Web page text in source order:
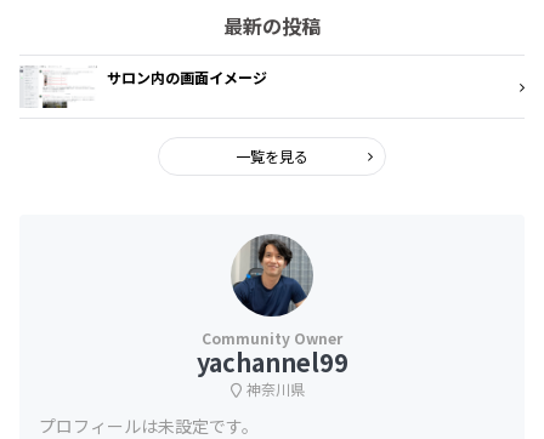
最新の投稿
サロン内の画面イメージ
一覧を見る
yachannel99
神奈川県
プロフィールは未設定です。